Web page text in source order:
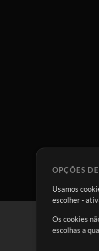
OPÇÕES
Usamos
escolher -
Os cookies
escolhas a